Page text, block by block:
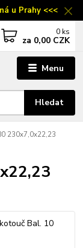
u Prahy <<<
Menu
Hledat
0 ks
za 0,00 CZK
230x7,0x22,23